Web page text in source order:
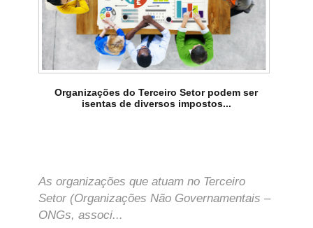
Organizações do Terceiro Setor podem ser
isentas de diversos impostos...
As organizações que atuam no Terceiro
Setor (Organizações Não Governamentais –
ONGs, associ...